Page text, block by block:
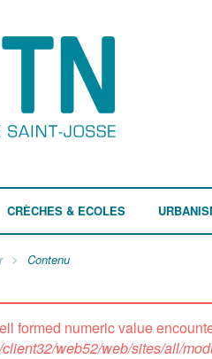
CRÈCHES & ECOLES
Contenu
formed numeric value
web52/web/sites/all/